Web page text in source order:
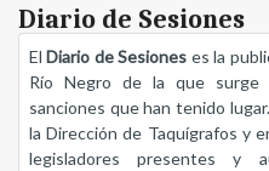
Diario de Sesiones
ElDiario de Sesiones es la
Río Negro de la que surge
sanciones que han tenido
la Dirección de Taquígrafos y
legisladores presentes y